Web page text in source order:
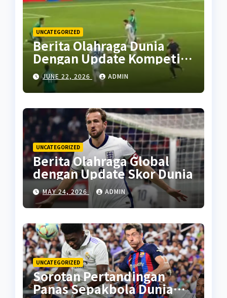
UNCATEGORIZED
Berita Olahraga Dunia
Dengan Update Kompetisi
Terbaru
JUNE 22, 2026 ADMIN
UNCATEGORIZED
Berita Olahraga Global
dengan Update Skor Dunia
MAY 24, 2026 ADMIN
UNCATEGORIZED
Sorotan Pertandingan
Panas Sepakbola Dunia